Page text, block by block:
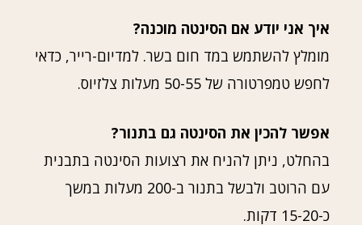
איך אני יודע אם הסינטה מוכנה?
מומלץ להשתמש במד חום בשר. למדיום-רייר, כדאי
לחפש טמפרטורה של 50-55 מעלות צלזיוס.
אפשר להכין את הסינטה גם בתנור?
בהחלט, ניתן להניח את רצועות הסינטה בתבנית
עם הרוטב ולבשל בתנור ב-200 מעלות במשך
כ-15-20 דקות.